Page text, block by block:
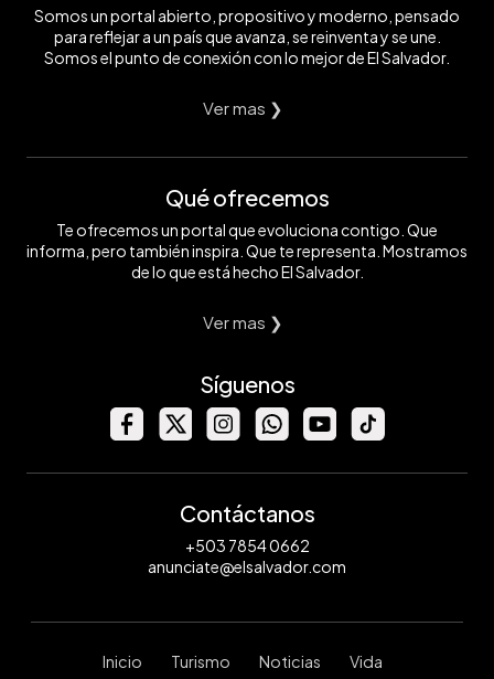
Somos un portal abierto, propositivo y moderno, pensado
para reflejar a un país que avanza, se reinventa y se une.
Somos el punto de conexión con lo mejor de El Salvador.
Ver mas ❯
Qué ofrecemos
Te ofrecemos un portal que evoluciona contigo. Que
informa, pero también inspira. Que te representa. Mostramos
de lo que está hecho El Salvador.
Ver mas ❯
Síguenos
Contáctanos
+503 7854 0662
anunciate@elsalvador.com
Inicio Turismo Noticias Vida